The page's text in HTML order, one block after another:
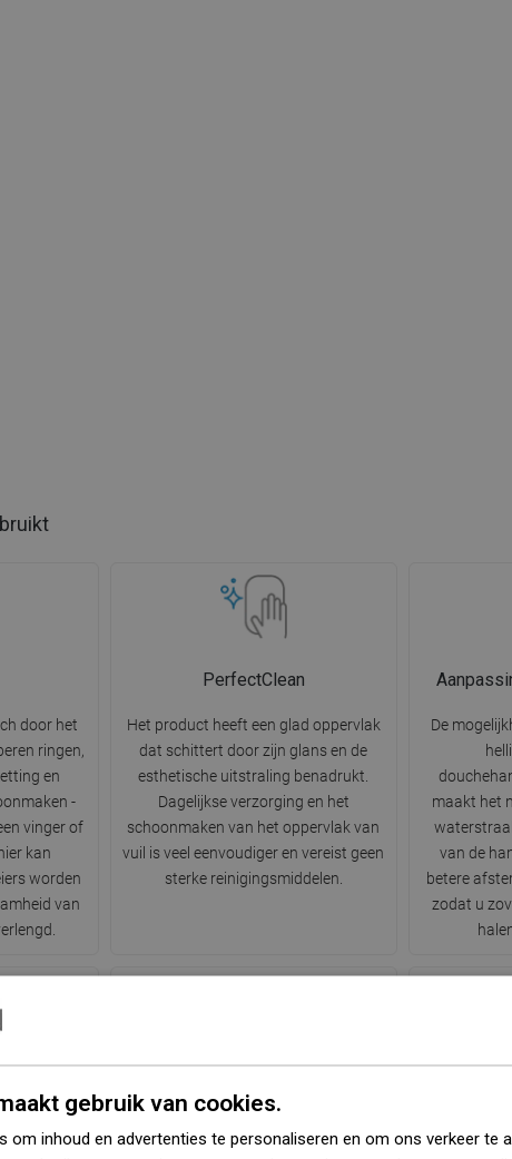
door het
ringen,
en
-
vinger of
kan
worden
van
PerfectClean
Het product heeft een glad oppervlak
dat schittert door zijn glans en de
esthetische uitstraling benadrukt.
Dagelijkse verzorging en het
schoonmaken van het oppervlak van
vuil is veel eenvoudiger en vereist geen
sterke reinigingsmiddelen.
De
maakt het
van de
betere
zodat u
soorten
Standaard waterstraal die natuurlijke
Een sterke
gebruik van cookies.
om inhoud en advertenties te personaliseren en om ons verkeer te